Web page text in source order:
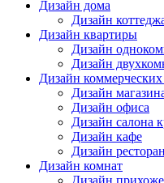
Дизайн дома
Дизайн
Дизайн квартиры
Дизайн
Дизайн
Дизайн
Дизайн
Дизайн офиса
Дизайн салона
Дизайн кафе
Дизайн
Дизайн комнат